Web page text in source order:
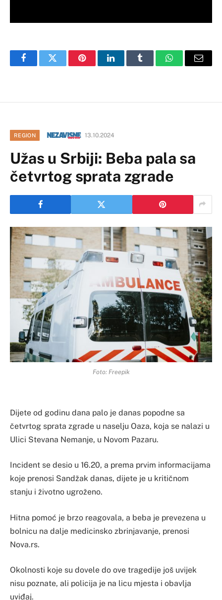
FacebookTwitter PinterestLinkedInTumblr WhatsAppEmail
REGION 13.10.2024
Užas u Srbiji: Beba pala sa
četvrtog sprata zgrade
Foto: Freepik
Dijete od godinu dana palo je danas popodne sa
četvrtog sprata zgrade u naselju Oaza, koja se nalazi u
Ulici Stevana Nemanje, u Novom Pazaru.
Incident se desio u 16.20, a prema prvim informacijama
koje prenosi Sandžak danas, dijete je u kritičnom
stanju i životno ugroženo.
Hitna pomoć je brzo reagovala, a beba je prevezena u
bolnicu na dalje medicinsko zbrinjavanje, prenosi
Nova.rs.
Okolnosti koje su dovele do ove tragedije još uvijek
nisu poznate, ali policija je na licu mjesta i obavlja
uviđaj.